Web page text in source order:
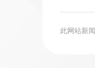
此网站新